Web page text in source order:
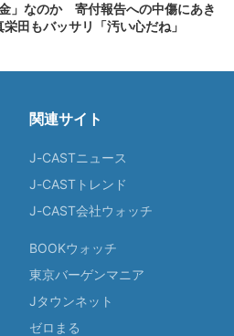
」なのか 寄付報告への中傷にあき
田もバッサリ「汚い心だね」
関連サイト
J-CASTニュース
J-CASTトレンド
J-CAST会社ウォッチ
BOOKウォッチ
東京バーゲンマニア
Jタウンネット
ゼロまる